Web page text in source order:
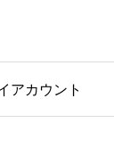
アカウント